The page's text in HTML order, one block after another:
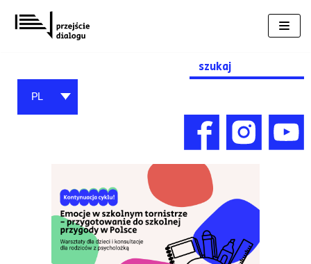
Przejdź
do
Search
for:
PL